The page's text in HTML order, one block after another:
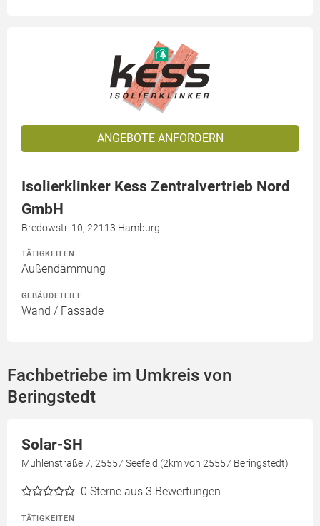
ANGEBOTE ANFORDERN
Isolierklinker Kess Zentralvertrieb Nord
GmbH
Bredowstr. 10, 22113 Hamburg
TÄTIGKEITEN
Außendämmung
GEBÄUDETEILE
Wand / Fassade
Fachbetriebe im Umkreis von
Beringstedt
Solar-SH
Mühlenstraße 7, 25557 Seefeld (2km von 25557 Beringstedt)
0 Sterne aus 3 Bewertungen
TÄTIGKEITEN